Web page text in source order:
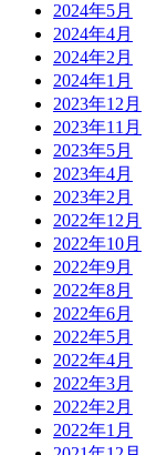
2024年5月
2024年4月
2024年2月
2024年1月
2023年12月
2023年11月
2023年5月
2023年4月
2023年2月
2022年12月
2022年10月
2022年9月
2022年8月
2022年6月
2022年5月
2022年4月
2022年3月
2022年2月
2022年1月